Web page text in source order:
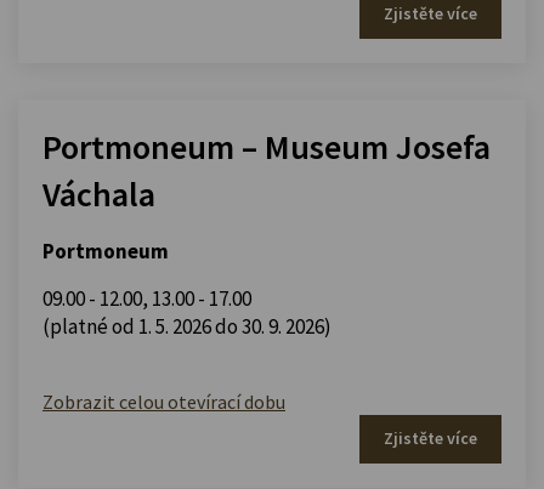
Zjistěte více
Portmoneum – Museum Josefa
Váchala
Portmoneum
09.00 - 12.00, 13.00 - 17.00
(platné od 1. 5. 2026 do 30. 9. 2026)
Zobrazit celou otevírací dobu
Zjistěte více